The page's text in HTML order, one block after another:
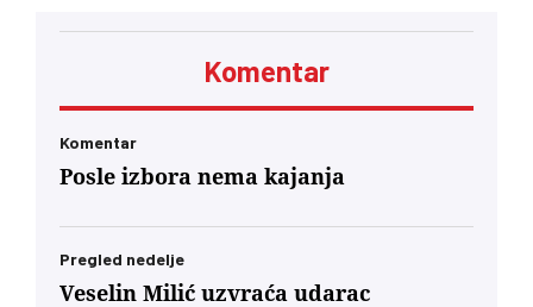
Komentar
Komentar
Posle izbora nema kajanja
Pregled nedelje
Veselin Milić uzvraća udarac